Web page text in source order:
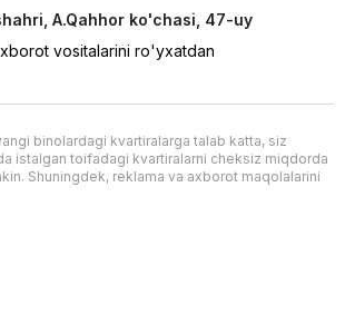
A.Qahhor ko'chasi, 47-uy
vositalarini ro'yxatdan
binolardagi kvartiralarga talab katta, siz
istalgan toifadagi kvartiralarni cheksiz miqdorda
Shuningdek, reklama va axborot maqolalarini